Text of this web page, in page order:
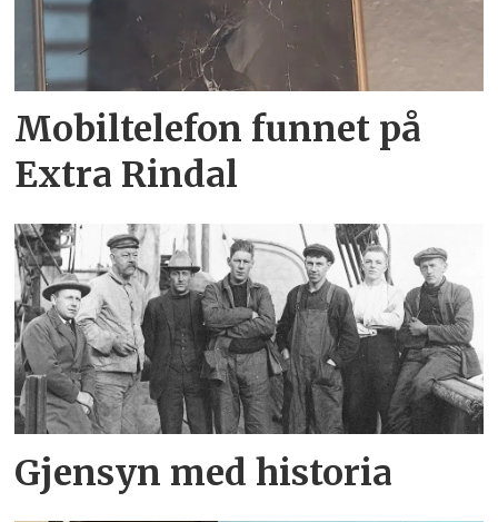
Mobiltelefon funnet på
Extra Rindal
Gjensyn med historia